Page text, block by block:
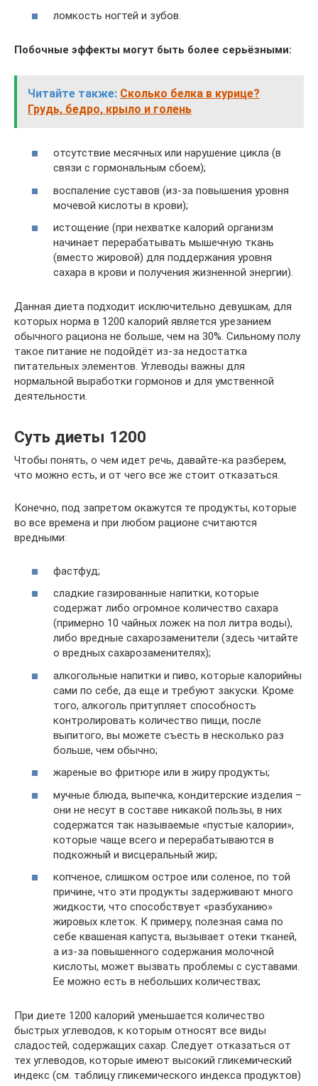
ломкость ногтей и зубов.
Побочные эффекты могут быть более серьёзными:
Читайте также: Сколько белка в курице?
Грудь, бедро, крыло и голень
отсутствие месячных или нарушение цикла (в
связи с гормональным сбоем);
воспаление суставов (из-за повышения уровня
мочевой кислоты в крови);
истощение (при нехватке калорий организм
начинает перерабатывать мышечную ткань
(вместо жировой) для поддержания уровня
сахара в крови и получения жизненной энергии).
Данная диета подходит исключительно девушкам, для
которых норма в 1200 калорий является урезанием
обычного рациона не больше, чем на 30%. Сильному полу
такое питание не подойдёт из-за недостатка
питательных элементов. Углеводы важны для
нормальной выработки гормонов и для умственной
деятельности.
Суть диеты 1200
Чтобы понять, о чем идет речь, давайте-ка разберем,
что можно есть, и от чего все же стоит отказаться.
Конечно, под запретом окажутся те продукты, которые
во все времена и при любом рационе считаются
вредными:
фастфуд;
сладкие газированные напитки, которые
содержат либо огромное количество сахара
(примерно 10 чайных ложек на пол литра воды),
либо вредные сахарозаменители (здесь читайте
о вредных сахарозаменителях);
алкогольные напитки и пиво, которые калорийны
сами по себе, да еще и требуют закуски. Кроме
того, алкоголь притупляет способность
контролировать количество пищи, после
выпитого, вы можете съесть в несколько раз
больше, чем обычно;
жареные во фритюре или в жиру продукты;
мучные блюда, выпечка, кондитерские изделия –
они не несут в составе никакой пользы, в них
содержатся так называемые «пустые калории»,
которые чаще всего и перерабатываются в
подкожный и висцеральный жир;
копченое, слишком острое или соленое, по той
причине, что эти продукты задерживают много
жидкости, что способствует «разбуханию»
жировых клеток. К примеру, полезная сама по
себе квашеная капуста, вызывает отеки тканей,
а из-за повышенного содержания молочной
кислоты, может вызвать проблемы с суставами.
Ее можно есть в небольших количествах;
При диете 1200 калорий уменьшается количество
быстрых углеводов, к которым относят все виды
сладостей, содержащих сахар. Следует отказаться от
тех углеводов, которые имеют высокий гликемический
индекс (см. таблицу гликемического индекса продуктов)